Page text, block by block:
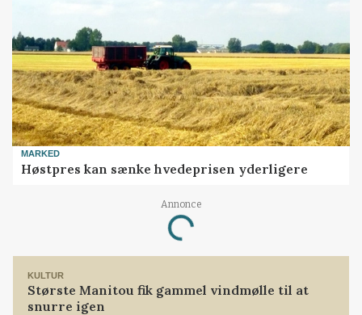
MARKED
Høstpres kan sænke hvedeprisen yderligere
Annonce
Loading...
KULTUR
Største Manitou fik gammel vindmølle til at
snurre igen